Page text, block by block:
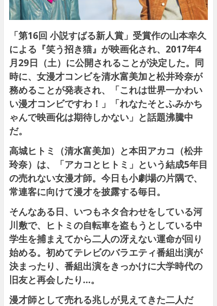
「第16回 小説すばる新人賞」受賞作の山本幸久
による『笑う招き猫』が映画化され、2017年4
月29日（土）に公開されることが決定した。同
時に、女漫才コンビを清水富美加と松井玲奈が
務めることが発表され、「これは世界一かわい
い漫才コンビですわ！」「れなたそとふみかち
ゃんで映画化は期待しかない」と話題沸騰中
だ。
⾼城ヒトミ（清⽔富美加）と本⽥アカコ（松井
玲奈）は、「アカコとヒトミ」という結成5年⽬
の売れない⼥漫才師。今⽇も⼩劇場の⽚隅で、
常連客に向けて漫才を披露する毎⽇。
そんなある⽇、いつもネタ合わせをしている河
川敷で、ヒトミの⾃転⾞を盗もうとしている中
学⽣を捕まえてから⼆⼈の冴えない運命が回り
始める。初めてテレビのバラエティ番組出演が
決まったり、番組出演をきっかけに⼤学時代の
旧友と再会したり…。
漫才師として売れる兆しが⾒えてきた⼆⼈だ